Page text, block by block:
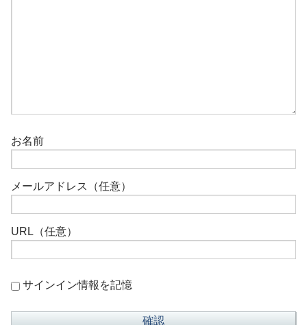
お名前
メールアドレス（任意）
URL（任意）
サインイン情報を記憶